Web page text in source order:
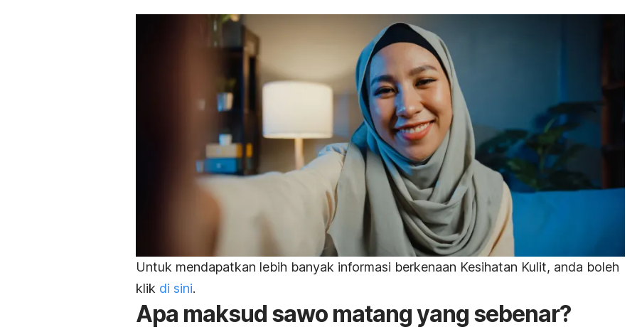
Untuk mendapatkan lebih banyak informasi berkenaan Kesihatan Kulit, anda boleh
klik di sini.
Apa maksud sawo matang yang sebenar?